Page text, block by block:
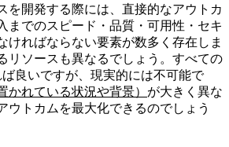
を開発する際には、直接的なアウトカ
までのスピード・品質・可用性・セキ
ければならない要素が数多く存在しま
リソースも異なるでしょう。すべての
良いですが、現実的には不可能で
かれている状況や背景） が大きく異な
ウトカムを最大化できるのでしょう